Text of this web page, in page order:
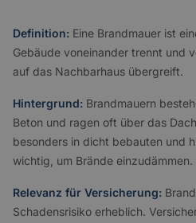
Definition: Eine Brandmauer ist
Gebäude voneinander trennt und
auf das Nachbarhaus übergreift.
Hintergrund: Brandmauern
Beton und ragen oft über das
besonders in dicht bebauten und
wichtig, um Brände einzudämmen.
Relevanz für Versicherung:
Schadensrisiko erheblich.